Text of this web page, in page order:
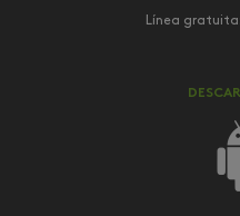
Línea gratuita: